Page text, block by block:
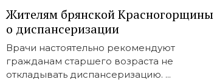
Жителям брянской Красногорщины
о диспансеризации
Врачи настоятельно рекомендуют
гражданам старшего возраста не
откладывать диспансеризацию. ...